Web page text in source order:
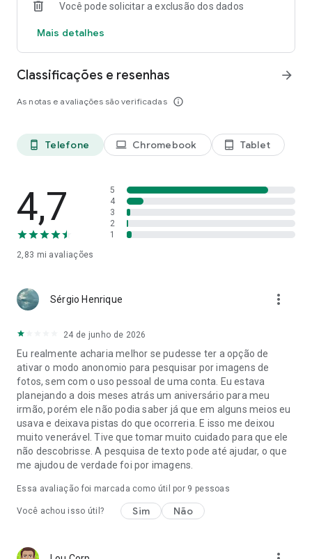
idiomas ou regiões. Para saber mais detalhes acesse
preciso ter conexão com a Internet.
Você pode solicitar a exclusão dos dados
Mais detalhes
Classificações e resenhas
As notas e avaliações são verificadas info_outline
arrow_forward
phone_android Telefone laptop Chromebook tablet_android Tablet
4,7
2,83 mi avaliações
5
4
3
2
1
Sérgio Henrique more_vert
24 de junho de 2026
Eu realmente acharia melhor se pudesse ter a opção de
ativar o modo anonomio para pesquisar por imagens de
fotos, sem com o uso pessoal de uma conta. Eu estava
planejando a dois meses atrás um aniversário para meu
irmão, porém ele não podia saber já que em alguns meios eu
usava e deixava pistas do que ocorreria. E isso me deixou
muito venerável. Tive que tomar muito cuidado para que ele
não descobrisse. A pesquisa de texto pode até ajudar, o que
me ajudou de verdade foi por imagens.
Essa avaliação foi marcada como útil por 9 pessoas
Você achou isso útil? Sim Não